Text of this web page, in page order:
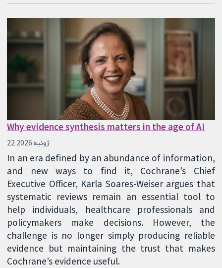
Why evidence synthesis matters in the age of AI
22 ژوئیه 2026
In an era defined by an abundance of information,
and new ways to find it, Cochrane’s Chief
Executive Officer, Karla Soares-Weiser argues that
systematic reviews remain an essential tool to
help individuals, healthcare professionals and
policymakers make decisions. However, the
challenge is no longer simply producing reliable
evidence but maintaining the trust that makes
Cochrane’s evidence useful.